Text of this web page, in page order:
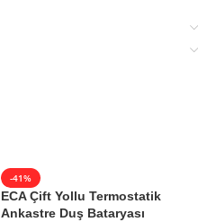
-41%
ECA Çift Yollu Termostatik
Ankastre Duş Bataryası